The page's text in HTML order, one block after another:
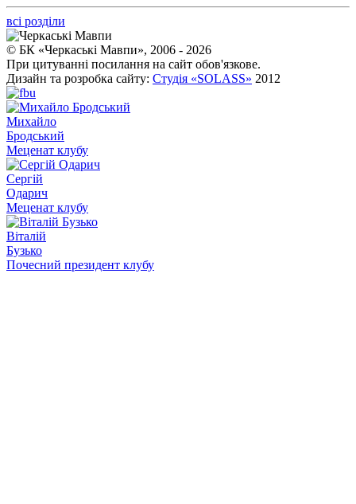
всі розділи
© БК «Черкаські Мавпи», 2006 - 2026
При цитуванні посилання на сайт обов'язкове.
Дизайн та розробка сайту: Студія «SOLASS» 2012
Михайло
Бродський
Меценат клубу
Сергій
Одарич
Меценат клубу
Віталій
Бузько
Почесний президент клубу